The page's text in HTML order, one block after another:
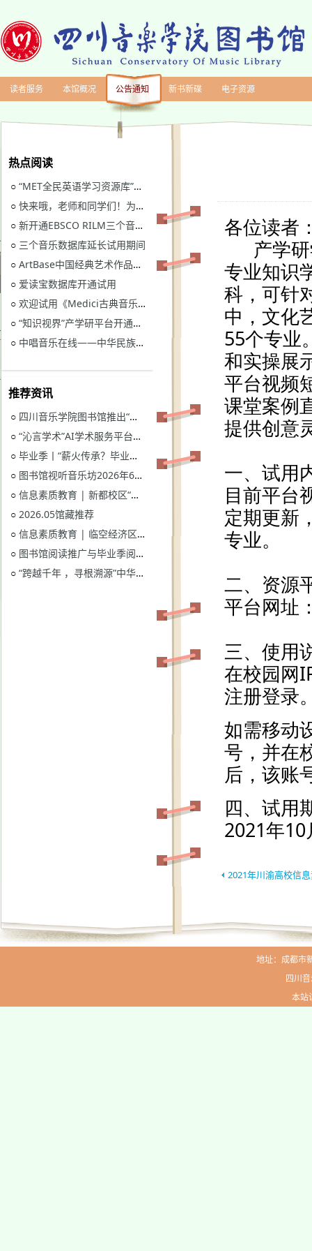
读者服务 本馆概况 公告通知 新书新碟 电子资源
热点阅读
○ “MET全民英语学习资源库”继续开通试用
○ 快来哦，老师和同学们！为川音图书馆“十四五”规划建言献策
○ 新开通EBSCO RILM三个音乐类数据库免费试用
○ 三个音乐数据库延长试用期间
○ ArtBase中国经典艺术作品数据库继续开通试用通知
○ 爱读宝数据库开通试用
○ 欢迎试用《Medici古典音乐视听图书馆》
○ “知识视界”产学研平台开通试用通知
○ 中唱音乐在线——中华民族音乐与戏曲资源库开通试用
推荐资讯
○ 四川音乐学院图书馆推出“忆长征？书香路”纪念中国工农红军长征胜利90周年系列活动
○ “沁言学术”AI学术服务平台开通试用
○ 毕业季丨“薪火传承？毕业生图书漂流”活动
○ 图书馆视听音乐坊2026年6月展播季
○ 信息素质教育 | 新都校区“图书馆多媒体资源的鉴赏和利用”电子资源讲座
○ 2026.05馆藏推荐
○ 信息素质教育 | 临空经济区校区“读秀学术资源一站式获取与电子资源远程访问”电子资源讲座
○ 图书馆阅读推广与毕业季阅读活动意见征集
○ “跨越千年 ，寻根溯源”中华优秀传统文化主题活动获奖名单
2021年川渝高校信
地址：成都市
四川
本站